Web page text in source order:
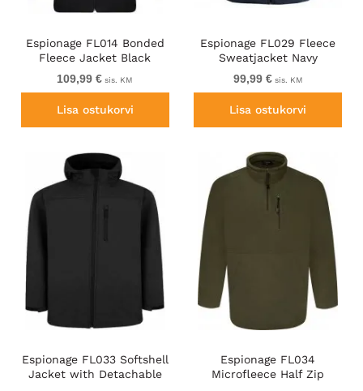
Espionage FL014 Bonded
Fleece Jacket Black
109,99 € sis. KM
Lisa ostukorvi
Espionage FL029 Fleece
Sweatjacket Navy
99,99 €sis. KM
Lisa ostukorvi
Espionage FL033 Softshell
Jacket with Detachable
Hood Black
Espionage FL034
Microfleece Half Zip
Jacket Light Olive